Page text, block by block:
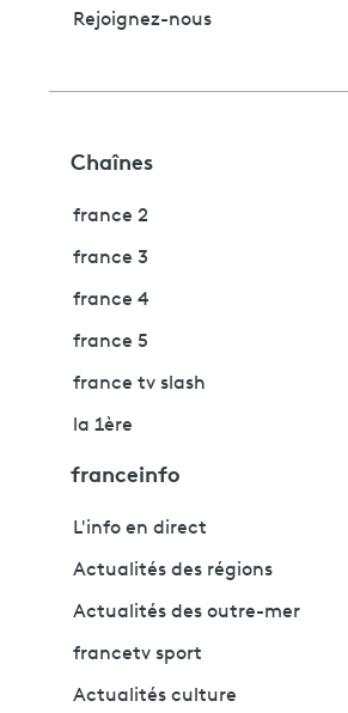
Rejoignez-nous
Chaînes
france 2
france 3
france 4
france 5
france tv slash
la 1ère
franceinfo
L'info en direct
Actualités des régions
Actualités des outre-mer
francetv sport
Actualités culture